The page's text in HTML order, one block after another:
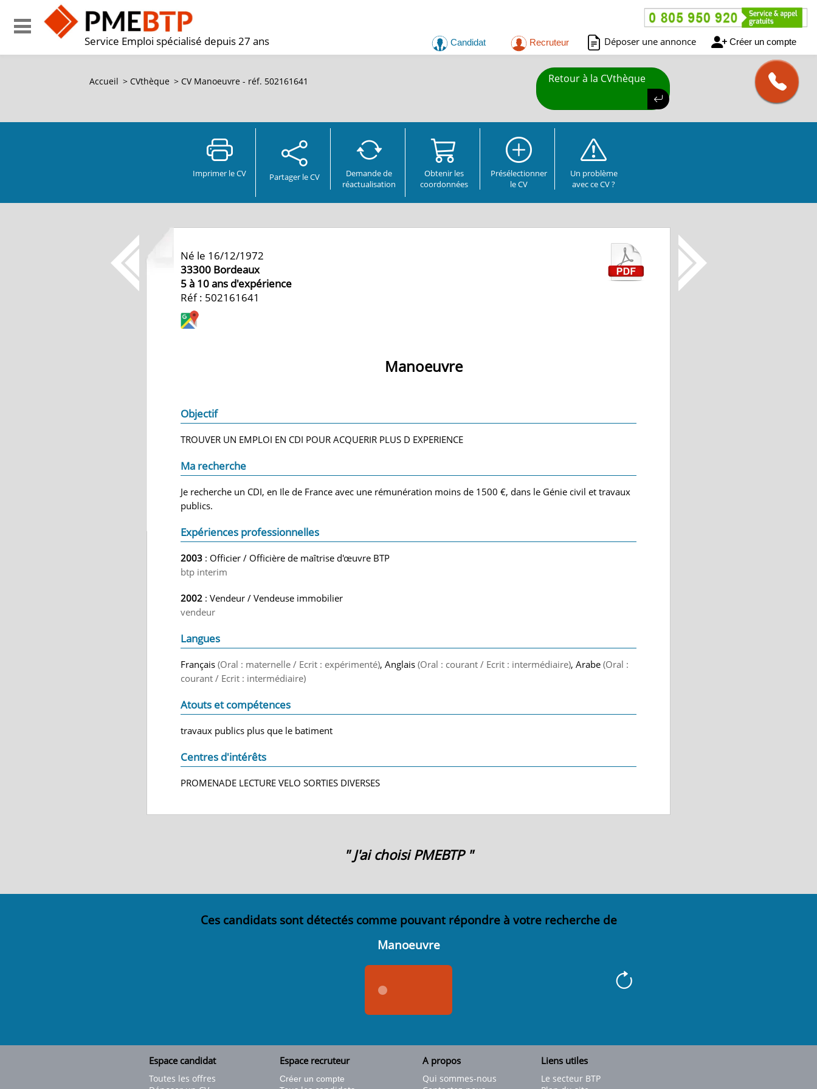
Service Emploi spécialisé depuis 27 ans Candidat Recruteur Déposer une annonce Créer un compte
Accueil > CVthèque > CV Manoeuvre - réf. 502161641 Retour à la CVthèque
Imprimer le CV Partager le CV
Demande de
réactualisation
Obtenir les
coordonnées
Présélectionner
le CV
Un problème
avec ce CV ?
Né le 16/12/1972
33300 Bordeaux
5 à 10 ans d'expérience
Réf : 502161641
Manoeuvre
Objectif
TROUVER UN EMPLOI EN CDI POUR ACQUERIR PLUS D EXPERIENCE
Ma recherche
Je recherche un CDI, en Ile de France avec une rémunération moins de 1500 €, dans le Génie civil et travaux
publics.
Expériences professionnelles
2003 : Officier / Officière de maîtrise d'œuvre BTP
btp interim
2002 : Vendeur / Vendeuse immobilier
vendeur
Langues
Français (Oral : maternelle / Ecrit : expérimenté), Anglais (Oral : courant / Ecrit : intermédiaire), Arabe (Oral :
courant / Ecrit : intermédiaire)
Atouts et compétences
travaux publics plus que le batiment
Centres d'intérêts
PROMENADE LECTURE VELO SORTIES DIVERSES
" J'ai choisi PMEBTP "
Ces candidats sont détectés comme pouvant répondre à votre recherche de
Manoeuvre
Espace candidat
Toutes les offres
Espace recruteur
Créer un compte
A propos
Qui sommes-nous
Liens utiles
Le secteur BTP